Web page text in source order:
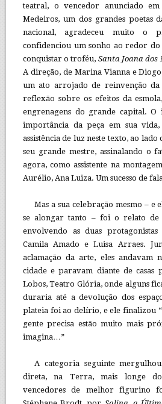
teatral, o vencedor anunciado em
Medeiros, um dos grandes poetas
nacional, agradeceu muito o
confidenciou um sonho ao redor do
conquistar o troféu, Santa Joana dos
A direção, de Marina Vianna e
um ato arrojado de reinvenção da
reflexão sobre os efeitos da
engrenagens do grande capital. O
importância da peça em sua
assistência de luz neste texto, ao
seu grande mestre, assinalando o
agora, como assistente na
Aurélio, Ana Luiza. Um sucesso de
Mas a sua celebração mesmo – e
se alongar tanto – foi o relato de
envolvendo as duas
Camila Amado e Luisa Arraes.
aclamação da arte, eles andavam
cidade e paravam diante de casas
Lobos, Teatro Glória, onde alguns
duraria até a devolução dos
plateia foi ao delírio, e ele finalizou
gente precisa estão muito mais
imagina…”
A categoria seguinte
direta, na Terra, mais longe
vencedores de melhor figurino